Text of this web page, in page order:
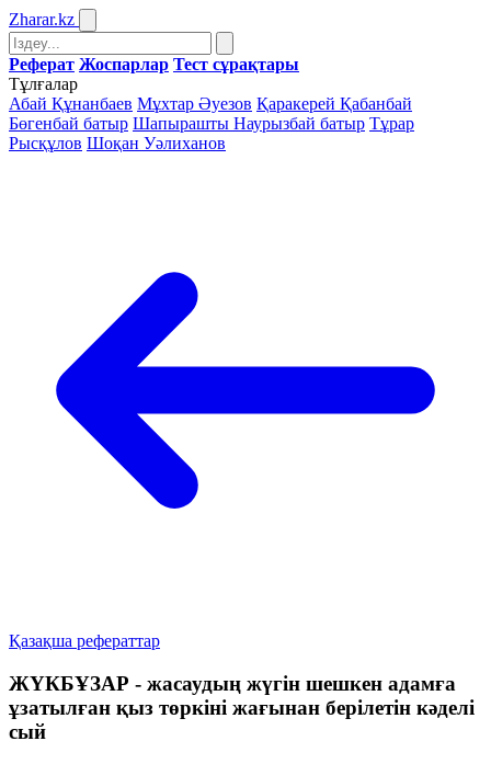
Zharar.kz
Реферат Жоспарлар Тест сұрақтары
Тұлғалар
Абай Құнанбаев Мұхтар Әуезов Қаракерей Қабанбай
Бөгенбай батыр Шапырашты Наурызбай батыр Тұрар
Рысқұлов Шоқан Уәлиханов
Қазақша рефераттар
ЖҮКБҰЗАР - жасаудың жүгін шешкен адамға
ұзатылған қыз төркіні жағынан берілетін кәделі
сый